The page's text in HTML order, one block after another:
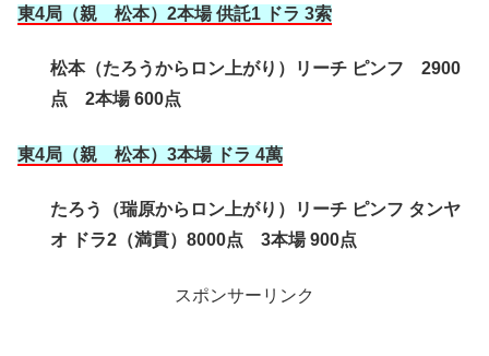
東4局（親 松本）2本場 供託1 ドラ 3索
松本（たろうからロン上がり）リーチ ピンフ 2900
点 2本場 600点
東4局（親 松本）3本場 ドラ 4萬
たろう（瑞原からロン上がり）リーチ ピンフ タンヤ
オ ドラ2（満貫）8000点 3本場 900点
スポンサーリンク